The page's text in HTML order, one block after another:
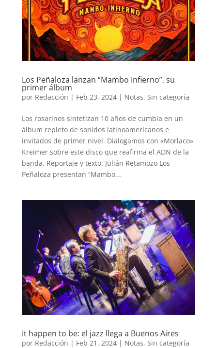
Los Peñaloza lanzan “Mambo Infierno”, su
primer álbum
por Redacción | Feb 23, 2024| Notas, Sin categoría
Los rosarinos sintetizan 10 años de cumbia en un
álbum repleto de sonidos latinoamericanos e
invitados de primer nivel. Dialogamos con «Morlaco»
Kreimer sobre este disco que reafirma el ADN de la
banda. Reportaje y texto: Julián Retamozo Los
Peñaloza presentan “Mambo...
It happen to be: el jazz llega a Buenos Aires
por Redacción | Feb 21, 2024| Notas, Sin categoría